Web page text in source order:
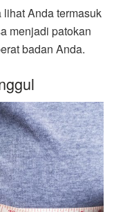
Anda termasuk
menjadi patokan
badan Anda.